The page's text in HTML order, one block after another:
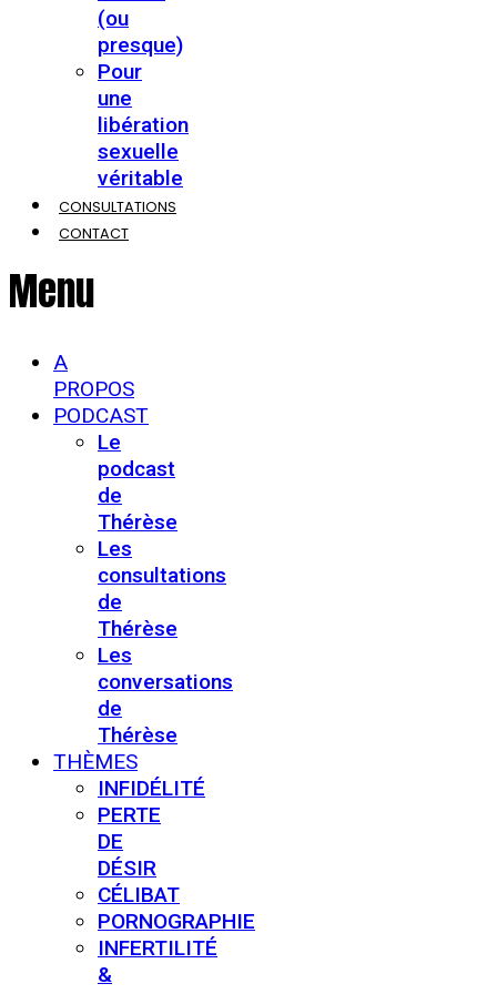
(ou
presque)
Pour
une
libération
sexuelle
véritable
CONSULTATIONS
CONTACT
Menu
A
PROPOS
PODCAST
Le
podcast
de
Thérèse
Les
consultations
de
Thérèse
Les
conversations
de
Thérèse
THÈMES
INFIDÉLITÉ
PERTE
DE
DÉSIR
CÉLIBAT
PORNOGRAPHIE
INFERTILITÉ
&